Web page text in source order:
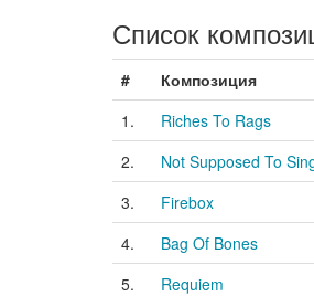
Список
#
Композиция
1.
Riches To Rags
2.
Not Supposed To
3.
Firebox
4.
Bag Of Bones
5.
Requiem